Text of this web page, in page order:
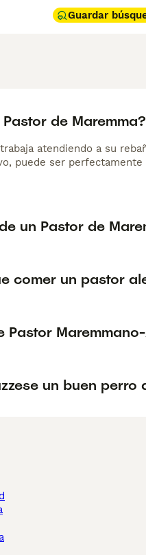
Guardar
de Maremma?
atendiendo a su
puede ser
un Pastor de
comer un pastor
un buen perro